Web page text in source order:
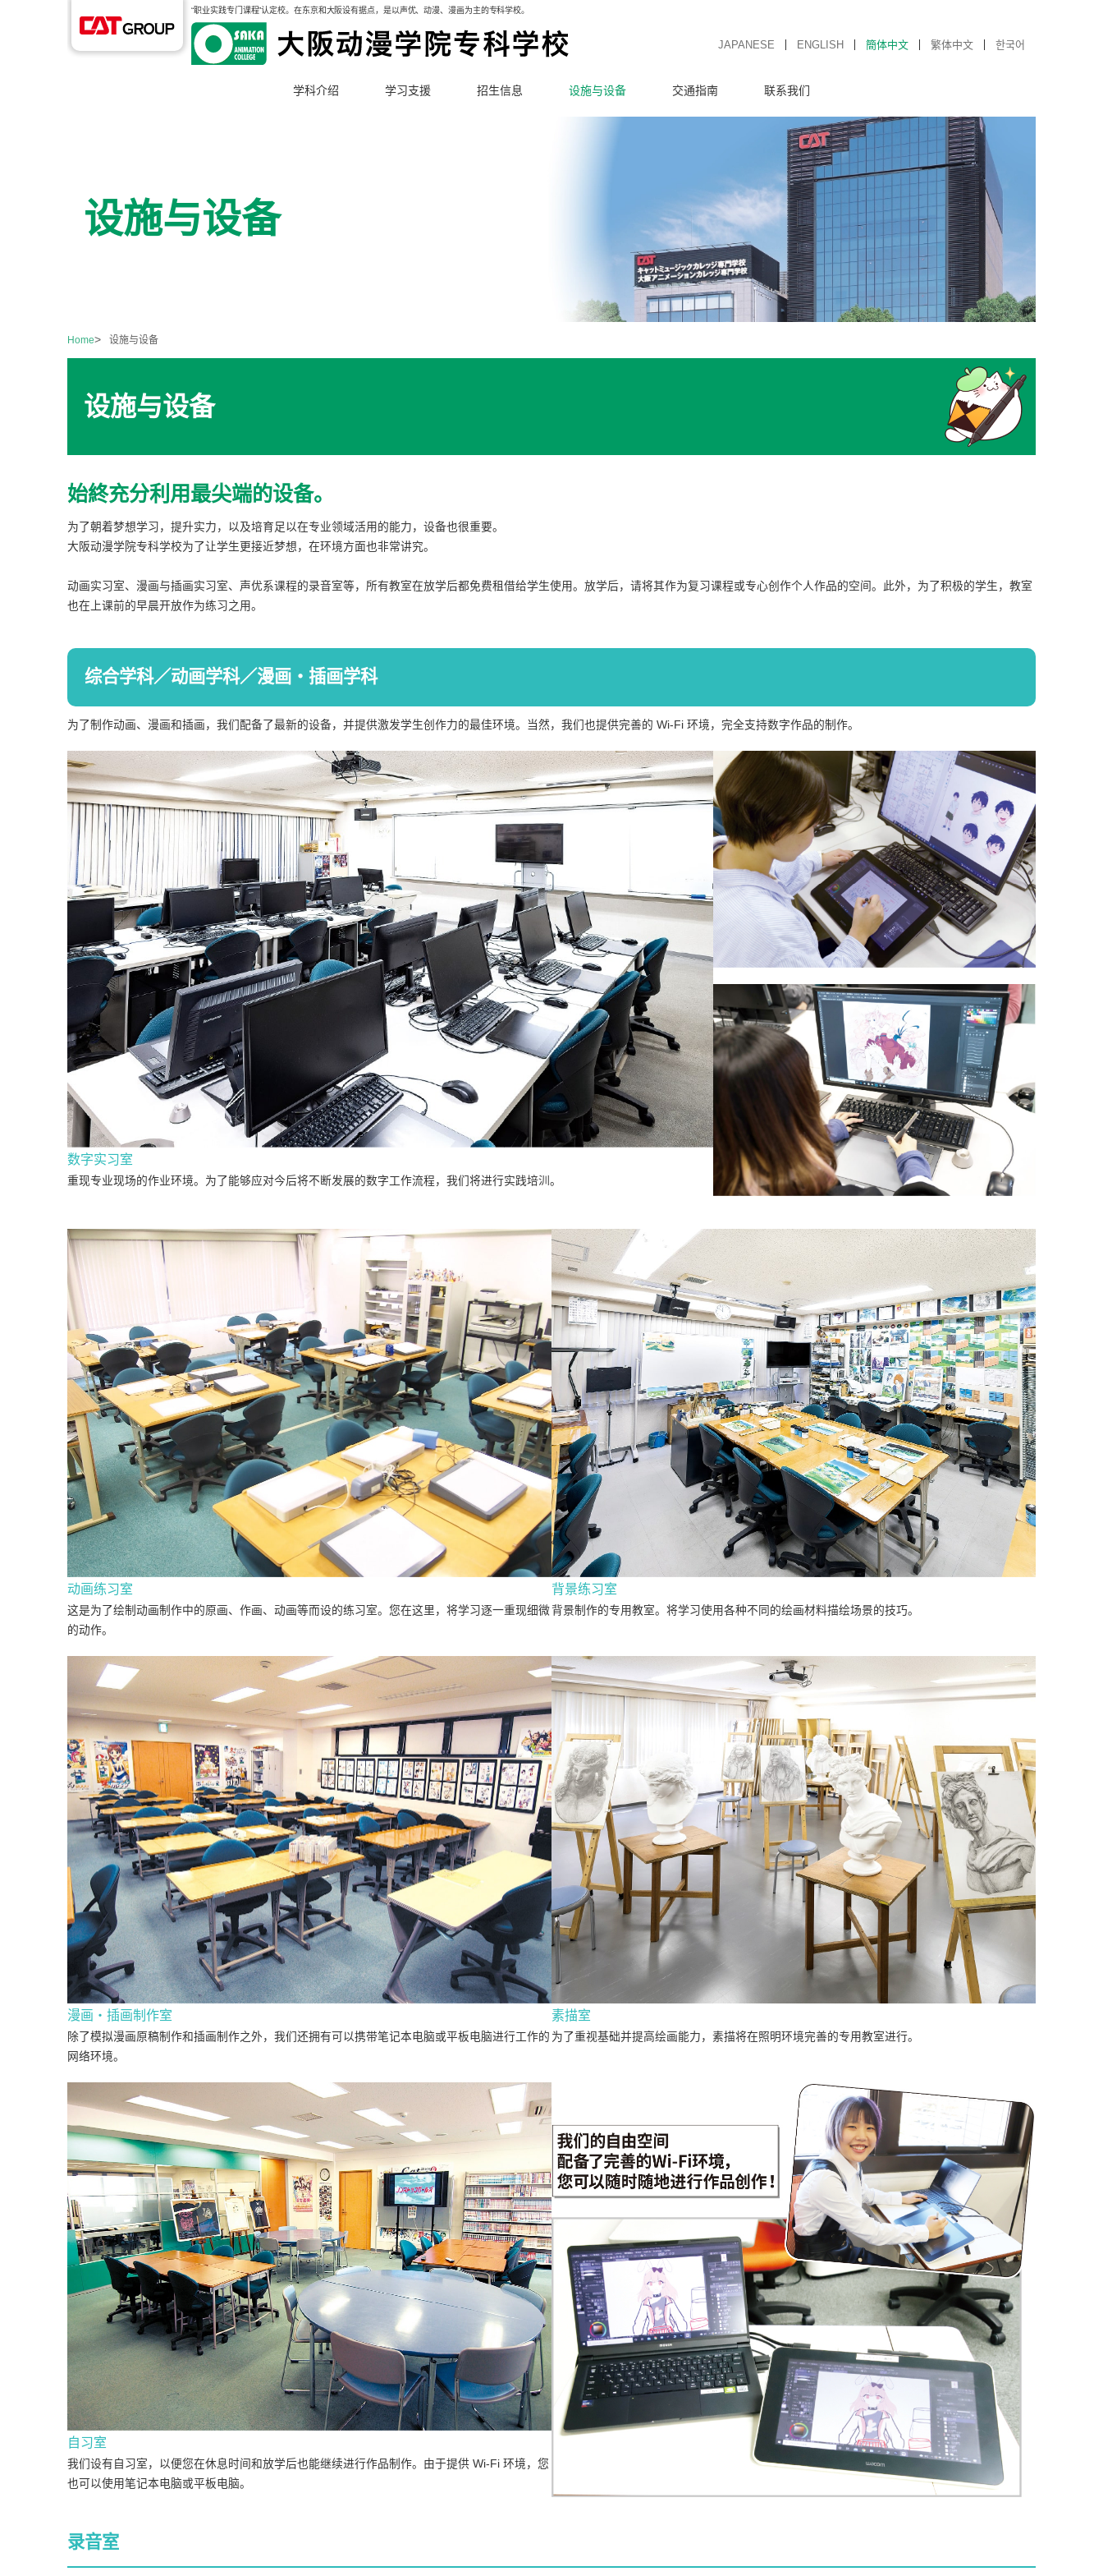
“职业实践专门课程”认定校。在东京和大阪设有据点，是以声优、动漫、漫画为主的专科学校。
JAPANESE ENGLISH 簡体中文 繁体中文 한국어
学科介绍 学习支援 招生信息 设施与设备 交通指南 联系我们
设施与设备
Home 设施与设备
设施与设备
始終充分利用最尖端的设备。
为了朝着梦想学习，提升实力，以及培育足以在专业领域活用的能力，设备也很重要。
大阪动漫学院专科学校为了让学生更接近梦想，在环境方面也非常讲究。
动画实习室、漫画与插画实习室、声优系课程的录音室等，所有教室在放学后都免费租借给学生使用。放学后，请将其作为复习课程或专心创作个人作品的空间。此外，为了积极的学生，教室
也在上课前的早晨开放作为练习之用。
综合学科／动画学科／漫画・插画学科
为了制作动画、漫画和插画，我们配备了最新的设备，并提供激发学生创作力的最佳环境。当然，我们也提供完善的 Wi-Fi 环境，完全支持数字作品的制作。
数字实习室
重现专业现场的作业环境。为了能够应对今后将不断发展的数字工作流程，我们将进行实践培汌。
动画练习室
这是为了绘制动画制作中的原画、作画、动画等而设的练习室。您在这里，将学习逐一重现细微
的动作。
背景练习室
背景制作的专用教室。将学习使用各种不同的绘画材料描绘场景的技巧。
漫画・插画制作室
除了模拟漫画原稿制作和插画制作之外，我们还拥有可以携带笔记本电脑或平板电脑进行工作的
网络环境。
素描室
为了重视基础并提高绘画能力，素描将在照明环境完善的专用教室进行。
自习室
我们设有自习室，以便您在休息时间和放学后也能继续进行作品制作。由于提供 Wi-Fi 环境，您
也可以使用笔记本电脑或平板电脑。
录音室